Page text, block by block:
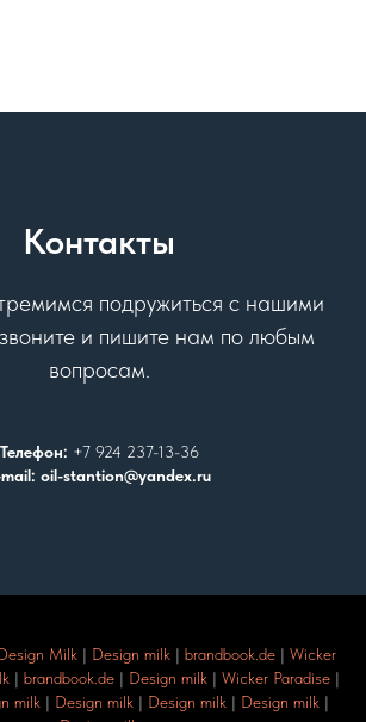
Контакты
подружиться с нашими
и пишите нам по любым
вопросам.
Телефон: +7 924 237-13-36
mail: oil-stantion@yandex.ru
Milk | Design milk | brandbook.de| Wicker
| brandbook.de| Design milk | Wicker Paradise|
milk | Design milk | Design milk | Design milk |